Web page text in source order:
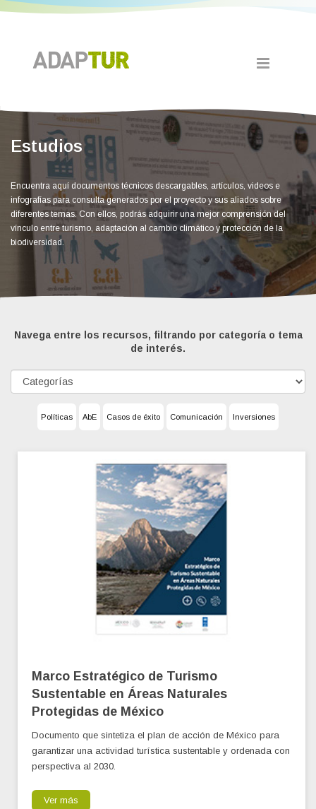
Estudios
Encuentra aquí documentos técnicos descargables, artículos, videos e
infografías para consulta generados por el proyecto y sus aliados sobre
diferentes temas. Con ellos, podrás adquirir una mejor comprensión del
vínculo entre turismo, adaptación al cambio climático y protección de la
biodiversidad.
Navega entre los recursos, filtrando por categoría o tema
de interés.
Políticas AbE Casos de éxito Comunicación Inversiones
Marco Estratégico de Turismo
Sustentable en Áreas Naturales
Protegidas de México
Documento que sintetiza el plan de acción de México para
garantizar una actividad turística sustentable y ordenada con
perspectiva al 2030.
Ver más